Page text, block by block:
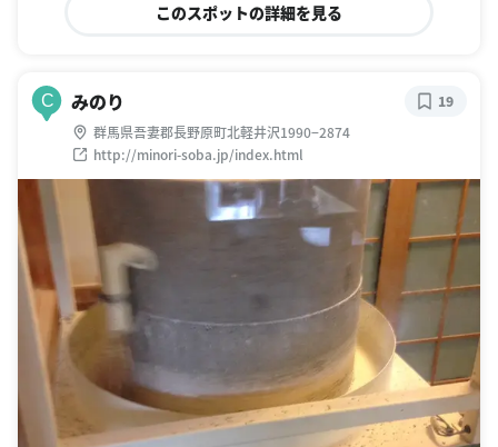
このスポットの詳細を見る
C みのり
群馬県吾妻郡長野原町北軽井沢1990−2874
http://minori-soba.jp/index.html
19